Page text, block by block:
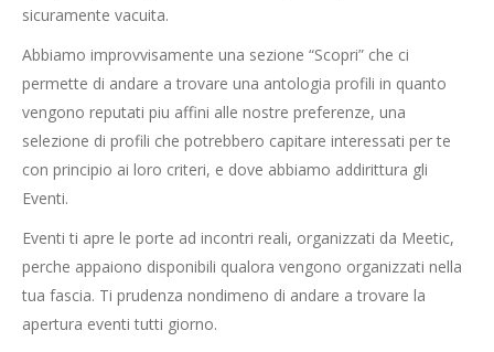
sicuramente vacuita.
Abbiamo improvvisamente una sezione “Scopri” che ci
permette di andare a trovare una antologia profili in quanto
vengono reputati piu affini alle nostre preferenze, una
selezione di profili che potrebbero capitare interessati per te
con principio ai loro criteri, e dove abbiamo addirittura gli
Eventi.
Eventi ti apre le porte ad incontri reali, organizzati da Meetic,
perche appaiono disponibili qualora vengono organizzati nella
tua fascia. Ti prudenza nondimeno di andare a trovare la
apertura eventi tutti giorno.